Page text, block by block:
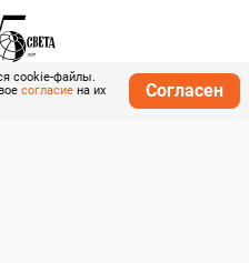
cookie-файлы.
согласие на их
Согласен